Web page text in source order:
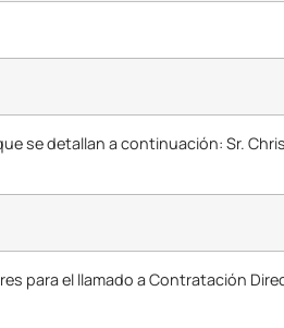
se detallan a continuación: Sr.
para el llamado a Contratación